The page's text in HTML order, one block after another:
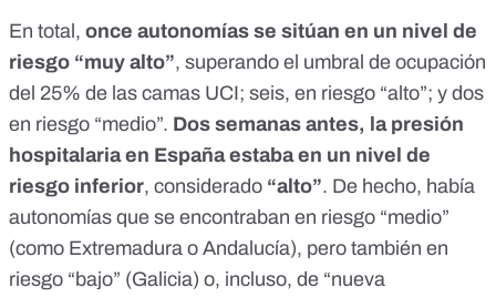
En total, once autonomías se sitúan en un nivel de
riesgo “muy alto”, superando el umbral de ocupación
del 25% de las camas UCI; seis, en riesgo “alto”; y dos
en riesgo “medio”. Dos semanas antes, la presión
hospitalaria en España estaba en un nivel de
riesgo inferior, considerado “alto”. De hecho, había
autonomías que se encontraban en riesgo “medio”
(como Extremadura o Andalucía), pero también en
riesgo “bajo” (Galicia) o, incluso, de “nueva